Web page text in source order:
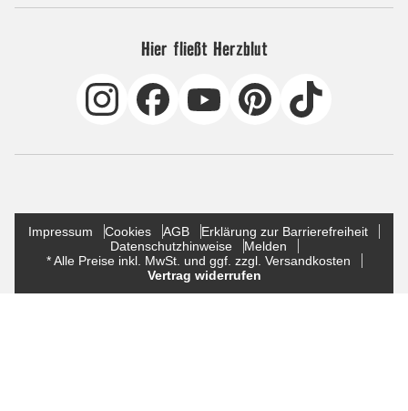
Hier fließt Herzblut
Impressum Cookies AGB
Erklärung zur Barrierefreiheit
Datenschutzhinweise
Melden
* Alle Preise inkl. MwSt. und ggf. zzgl. Versandkosten
Vertrag widerrufen